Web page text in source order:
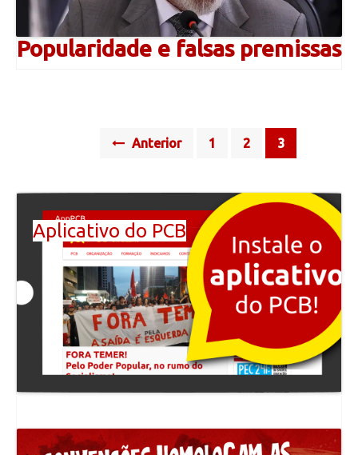
Popularidade e falsas premissas
Anterior 1 2 3
Aplicativo do PCB